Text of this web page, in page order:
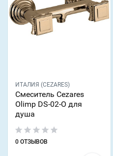
ИТАЛИЯ (CEZARES)
Смеситель Cezares
Olimp DS-02-O для
душа
0 ОТЗЫВОВ